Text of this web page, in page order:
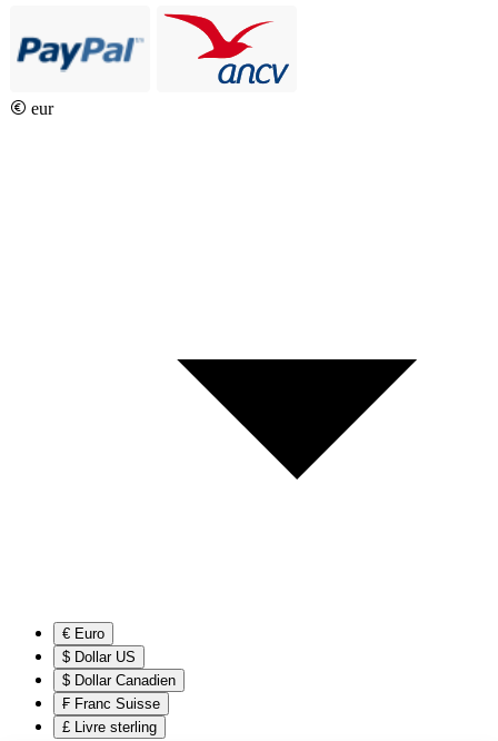
eur
€ Euro
$ Dollar US
$ Dollar Canadien
₣ Franc Suisse
£ Livre sterling